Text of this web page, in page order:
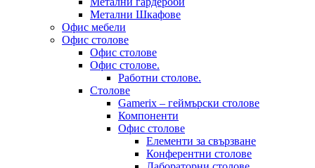
Метални Шкафове
Офис мебели
Офис столове
Офис столове
Офис столове.
Работни столове.
Столове
Gamerix – геймърски столове
Компоненти
Офис столове
Елементи за свързване
Конферентни столове